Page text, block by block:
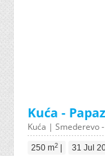
Kuća -
Kuća | Smederevo
250 m2 31 Jul